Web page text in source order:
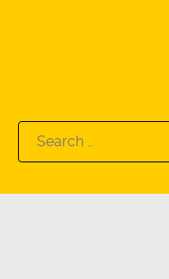
Search
for: